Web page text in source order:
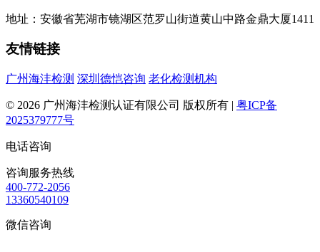
地址：安徽省芜湖市镜湖区范罗山街道黄山中路金鼎大厦1411
友情链接
广州海沣检测 深圳德恺咨询 老化检测机构
© 2026 广州海沣检测认证有限公司 版权所有 | 粤ICP备
2025379777号
电话咨询
咨询服务热线
400-772-2056
13360540109
微信咨询